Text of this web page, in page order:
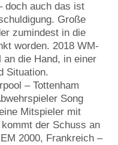
doch auch das ist
Große
zumindest in die
worden. 2018 WM-
die Hand, in einer
Situation.
– Tottenham
Song
Mitspieler mit
der Schuss an
2000, Frankreich –